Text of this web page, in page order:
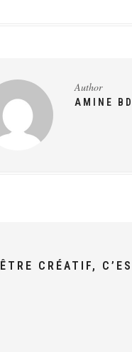
Author
AMINE
ÊTRE CRÉATIF,